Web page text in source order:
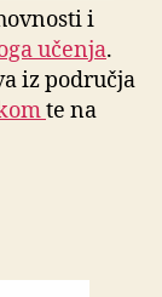
i
učenja.
iz područja
te na